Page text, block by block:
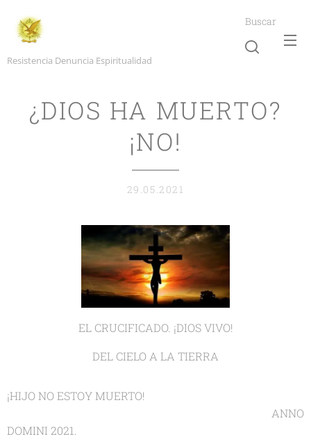
Resistencia Denuncia Espiritualidad
Buscar
¿DIOS HA MUERTO?
¡NO!
29.05.2021
EL CRUCIFICADO. ¡DIOS VIVO!
DEL CIELO A LA TIERRA
¡HIJO NO ESTOY MUERTO!
ANNO
DOMINI 2021.